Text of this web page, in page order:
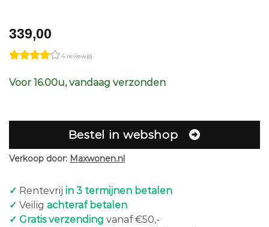
339,00
4 review(s)
Voor 16.00u, vandaag verzonden
Bestel in webshop
Verkoop door: Maxwonen.nl
✓ Rentevrij in 3 termijnen betalen
✓ Veilig achteraf betalen
✓ Gratis verzending vanaf €50,-